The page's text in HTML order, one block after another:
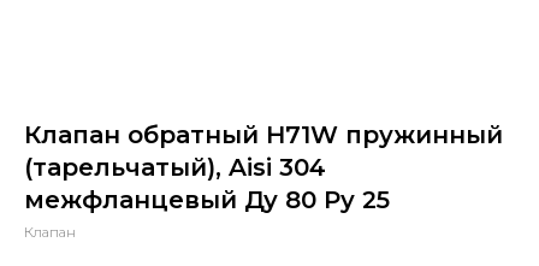
Клапан обратный H71W пружинный
(тарельчатый), Aisi 304
межфланцевый Ду 80 Ру 25
Клапан